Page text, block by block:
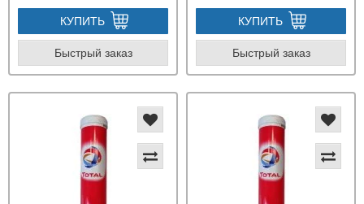
КУПИТЬ
Быстрый заказ
КУПИТЬ
Быстрый заказ